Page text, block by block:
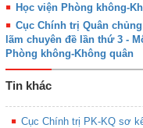
Học viện Phòng không-
Cục Chính trị Quân
lãm chuyên đề lần thứ 3 -
Phòng không-Không quân
Tin khác
Cục Chính trị PK-KQ sơ